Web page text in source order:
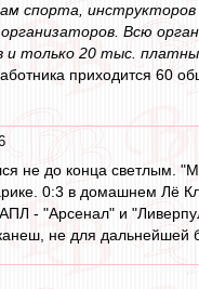
спорта,
Всю
только 20 тыс.
приходится 60
не до конца светлым.
0:3 в домашнем Лё
- "Арсенал" и
не для дальнейшей